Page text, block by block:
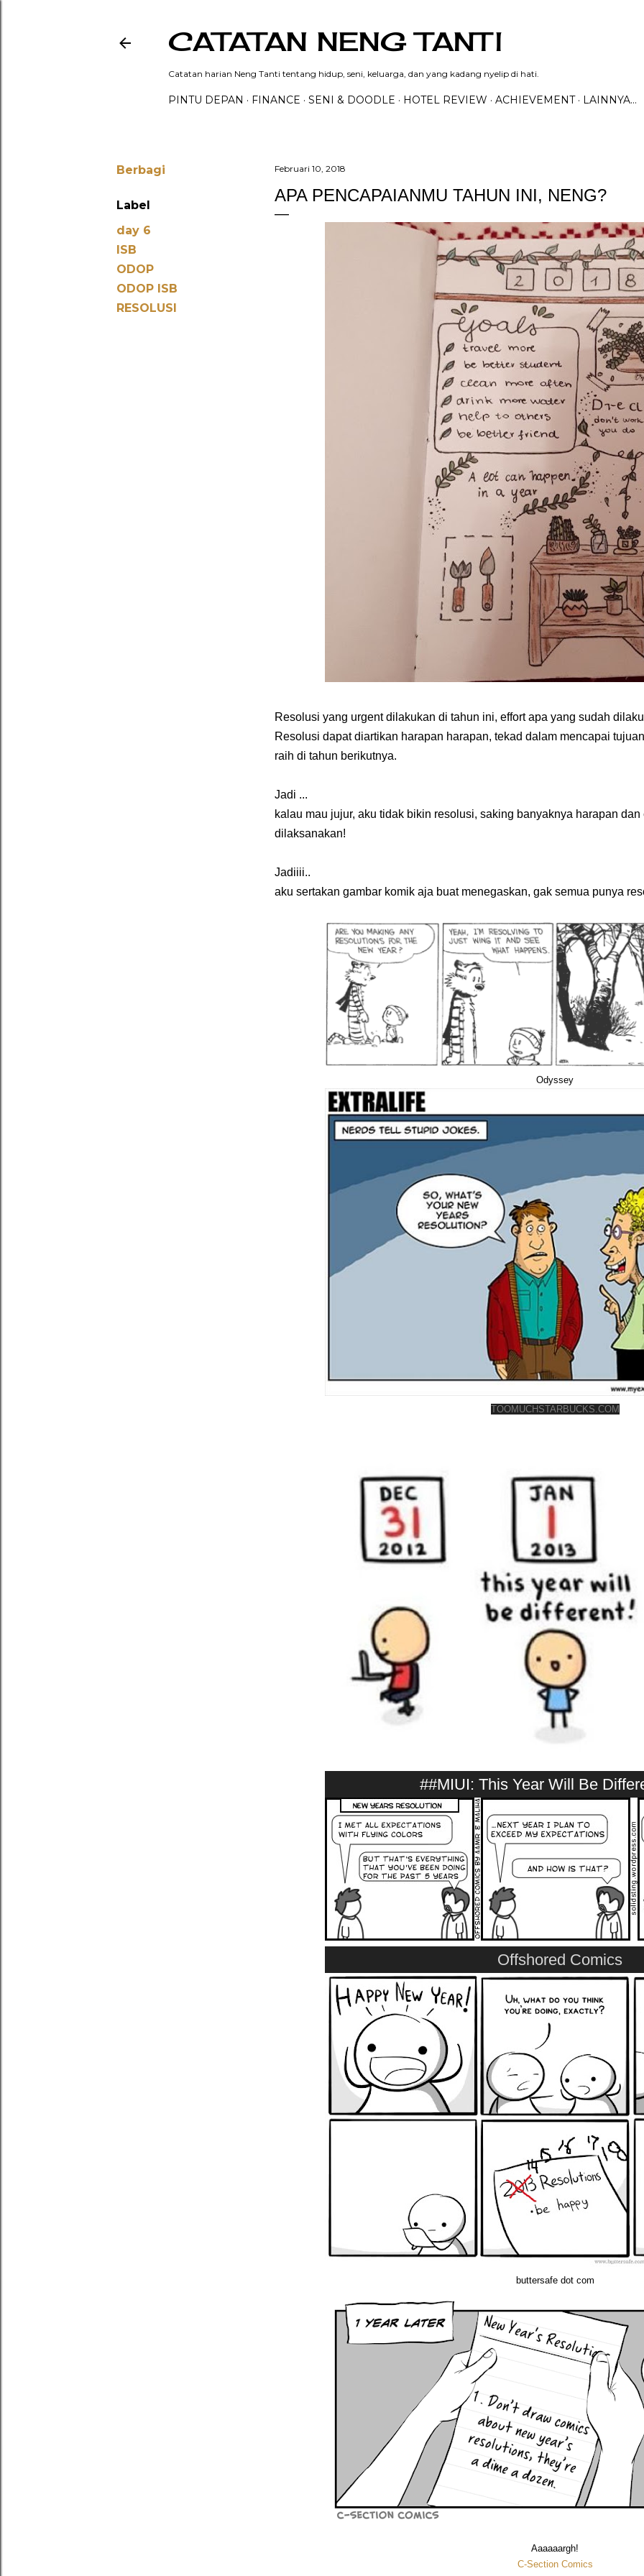
CATATAN NENG TANTI
Catatan harian Neng Tanti tentang hidup, seni, keluarga, dan yang kadang nyelip di hati.
PINTU DEPAN FINANCE SENI & DOODLE HOTEL REVIEW ACHIEVEMENT LAINNYA…
Berbagi
Label
day 6
ISB
ODOP
ODOP ISB
RESOLUSI
Februari 10, 2018
APA PENCAPAIANMU TAHUN INI, NENG?
Resolusi yang urgent dilakukan di tahun ini, effort apa yang sudah
Resolusi dapat diartikan harapan harapan, tekad dalam mencapai
raih di tahun berikutnya.
Jadi ...
kalau mau jujur, aku tidak bikin resolusi, saking banyaknya harapan
dilaksanakan!
Jadiiii..
aku sertakan gambar komik aja buat menegaskan, gak semua punya
Odyssey
TOOMUCHSTARBUCKS.COM
##MIUI: This Year Will Be
Offshored Comics
buttersafe dot com
Aaaaaargh!
C-Section Comics